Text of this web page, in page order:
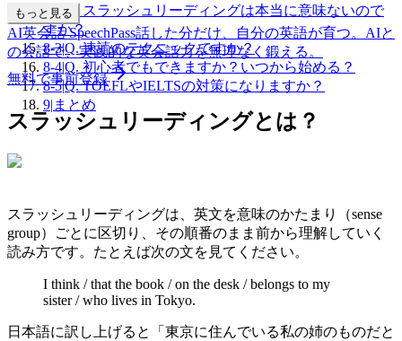
8-2 |Q. スラッシュリーディングは本当に意味ないので
すか？
8-3|Q. 速読のテクニックですか？
8-4|Q. 初心者でもできますか？いつから始める？
8-5|Q. TOEFLやIELTSの対策になりますか？
9| まとめ
もっと見る
AI英会話 SpeechPass話した分だけ、自分の英語が育つ。 AIと
の会話で、実践的な英会話力を無理なく鍛える。
無料で事前登録
スラッシュリーディングとは？
スラッシュリーディングは、英文を意味のかたまり（sense
group）ごとに区切り、その順番のまま前から理解していく
読み方です。たとえば次の文を見てください。
I think / that the book / on the desk / belongs to my
sister / who lives in Tokyo.
日本語に訳し上げると「東京に住んでいる私の姉のものだと